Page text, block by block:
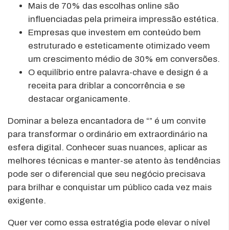
Mais de 70% das escolhas online são
influenciadas pela primeira impressão estética.
Empresas que investem em conteúdo bem
estruturado e esteticamente otimizado veem
um crescimento médio de 30% em conversões.
O equilíbrio entre palavra-chave e design é a
receita para driblar a concorrência e se
destacar organicamente.
Dominar a beleza encantadora de “” é um convite
para transformar o ordinário em extraordinário na
esfera digital. Conhecer suas nuances, aplicar as
melhores técnicas e manter-se atento às tendências
pode ser o diferencial que seu negócio precisava
para brilhar e conquistar um público cada vez mais
exigente.
Quer ver como essa estratégia pode elevar o nível